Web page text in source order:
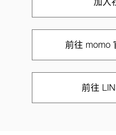
前往 momo
前往